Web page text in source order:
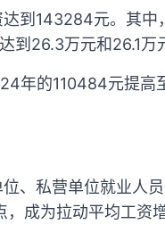
到143284元。其中
到26.3万元和26.1万
年的110484元提高
、私营单位就业人
成为拉动平均工资